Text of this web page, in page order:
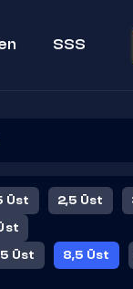
SSS
Üst 2,5 Üst
Üst 8,5 Üst